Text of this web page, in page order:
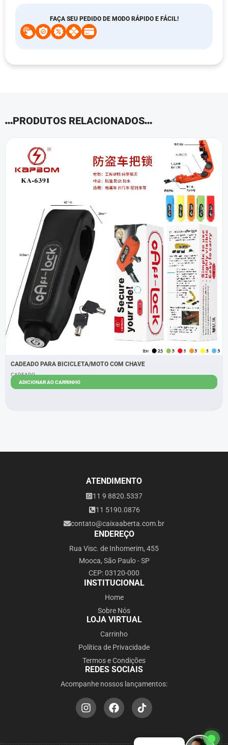
FAÇA SEU PEDIDO DE MODO RÁPIDO E FÁCIL!
PRODUTOS RELACIONADOS
CADEADO PARA BICICLETA/MOTO COM CHAVE
CADEADO
ADICIONAR AO CARRINHO
ATENDIMENTO
11 9 8820.5337
11 5190.0876
contato@caixaaberta.com.br
ENDEREÇO
Rua Visc. de Inhomerim, 455
Mooca, São Paulo - SP
CEP: 03120-000
INSTITUCIONAL
Home
Sobre Nós
LOJA VIRTUAL
Carrinho
Política de Privacidade
Termos e Condições
REDES SOCIAIS
Acompanhe nossos lançamentos: